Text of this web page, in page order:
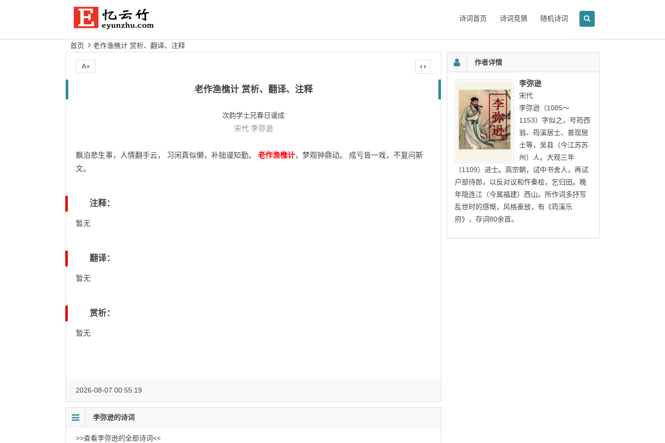
诗词首页 诗词竞猜 随机诗词
首页 老作渔樵计 赏析、翻译、注释
老作渔樵计 赏析、翻译、注释
次韵学士兄春日谩成
宋代 李弥逊
飘泊悲生事，人情翻手云， 习闲真似懒，补拙谩知勤。 老作渔樵计，梦观钟鼎动。 成亏皆一戏，不复问斯
文。
注释：
暂无
翻译：
暂无
赏析：
暂无
A+
2026-08-07 00:55:19
李弥逊的诗词
>>查看李弥逊的全部诗词<<
作者详情
李弥逊
宋代
李弥逊（1085～
1153）字似之，号筠西
翁、筠溪居士、普现居
士等，吴县（今江苏苏
州）人。大观三年
（1109）进士。高宗朝，试中书舍人，再试
户部侍郎，以反对议和忤秦桧，乞归田。晚
年隐连江（今属福建）西山。所作词多抒写
乱世时的感慨，风格豪放，有《筠溪乐
府》，存词80余首。